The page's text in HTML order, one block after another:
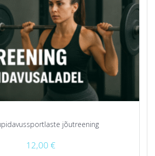
jõutreening
12,00 €